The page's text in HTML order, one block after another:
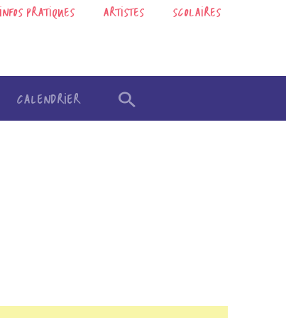
INFOS PRATIQUES ARTISTES SCOLAIRES
CALENDRIER